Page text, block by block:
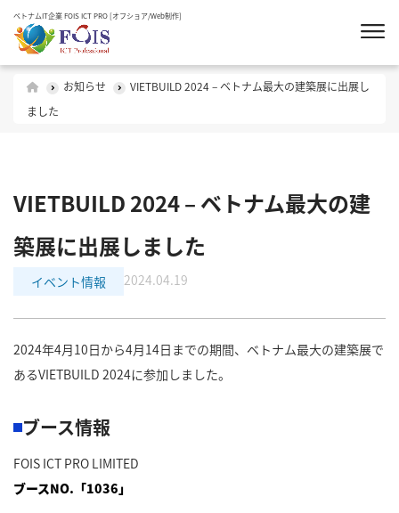
ベトナムIT企業 FOIS ICT PRO [オフショア/Web制作]
お知らせ
VIETBUILD 2024 – ベトナム最大の建築展に出展し
ました
VIETBUILD 2024 – ベトナム最大の建
築展に出展しました
イベント情報 2024.04.19
2024年4月10日から4月14日までの期間、ベトナム最大の建築展で
あるVIETBUILD 2024に参加しました。
ブース情報
FOIS ICT PRO LIMITED
ブースNO.「1036」